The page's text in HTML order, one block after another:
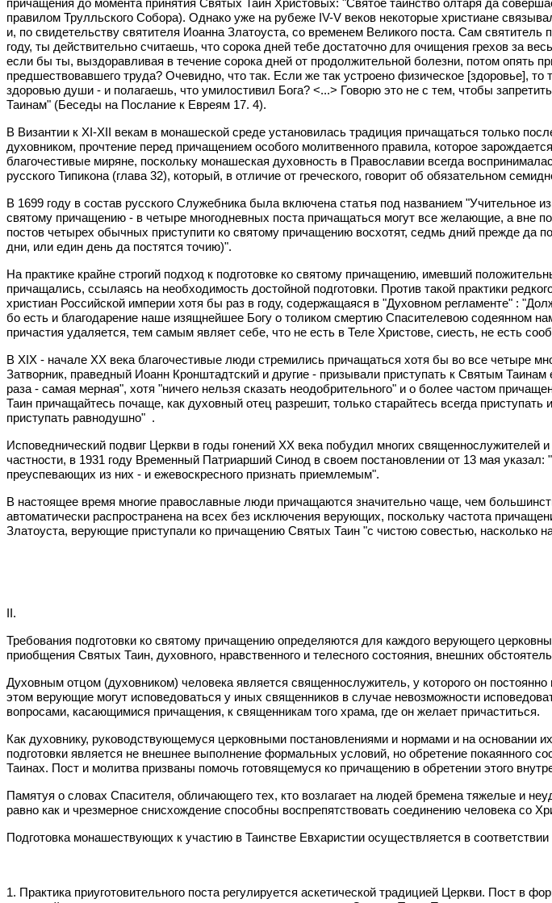
причащения до момента принятия Святых Таин Христовых: "Святое таинство олтаря да
правилом Трулльского Собора). Однако уже на рубеже IV-V веков некоторые христиане
и, по свидетельству святителя Иоанна Златоуста, со временем Великого поста. Сам
году, ты действительно считаешь, что сорока дней тебе достаточно для очищения грехов за
если бы ты, выздоравливая в течение сорока дней от продолжительной болезни, потом опять
предшествовавшего труда? Очевидно, что так. Если же так устроено физическое [здоровье],
здоровью души - и полагаешь, что умилостивил Бога? <...> Говорю это не с тем, чтобы
Таинам" (Беседы на Послание к Евреям 17. 4).
В Византии к XI-XII векам в монашеской среде установилась традиция причащаться только
духовником, прочтение перед причащением особого молитвенного правила, которое
благочестивые миряне, поскольку монашеская духовность в Православии всегда
русского Типикона (глава 32), который, в отличие от греческого, говорит об обязательном
В 1699 году в состав русского Служебника была включена статья под названием "Учительное
святому причащению - в четыре многодневных поста причащаться могут все желающие, а вне
постов четырех обычных приступити ко святому причащению восхотят, седмь дний прежде
дни, или един день да постятся точию)".
На практике крайне строгий подход к подготовке ко святому причащению, имевший
причащались, ссылаясь на необходимость достойной подготовки. Против такой практики
христиан Российской империи хотя бы раз в году, содержащаяся в "Духовном регламенте" :
бо есть и благодарение наше изящнейшее Богу о толиком смертию Спасителевою содеянном
причастия удаляется, тем самым являет себе, что не есть в Теле Христове, сиесть, не есть
В XIX - начале XX века благочестивые люди стремились причащаться хотя бы во все четыре
Затворник, праведный Иоанн Кронштадтский и другие - призывали приступать к Святым
раза - самая мерная", хотя "ничего нельзя сказать неодобрительного" и о более частом
Таин причащайтесь почаще, как духовный отец разрешит, только старайтесь всегда
приступать равнодушно" .
Исповеднический подвиг Церкви в годы гонений ХХ века побудил многих
частности, в 1931 году Временный Патриарший Синод в своем постановлении от 13 мая
преуспевающих из них - и ежевоскресного признать приемлемым".
В настоящее время многие православные люди причащаются значительно чаще, чем
автоматически распространена на всех без исключения верующих, поскольку частота
Златоуста, верующие приступали ко причащению Святых Таин "с чистою совестью, насколько
II.
Требования подготовки ко святому причащению определяются для каждого верующего
приобщения Святых Таин, духовного, нравственного и телесного состояния, внешних
Духовным отцом (духовником) человека является священнослужитель, у которого он
этом верующие могут исповедоваться у иных священников в случае невозможности
вопросами, касающимися причащения, к священникам того храма, где он желает причаститься.
Как духовнику, руководствующемуся церковными постановлениями и нормами и на основании
подготовки является не внешнее выполнение формальных условий, но обретение
Таинах. Пост и молитва призваны помочь готовящемуся ко причащению в обретении этого
Памятуя о словах Спасителя, обличающего тех, кто возлагает на людей бремена тяжелые и
равно как и чрезмерное снисхождение способны воспрепятствовать соединению человека со
Подготовка монашествующих к участию в Таинстве Евхаристии осуществляется в
1. Практика приуготовительного поста регулируется аскетической традицией Церкви. Пост